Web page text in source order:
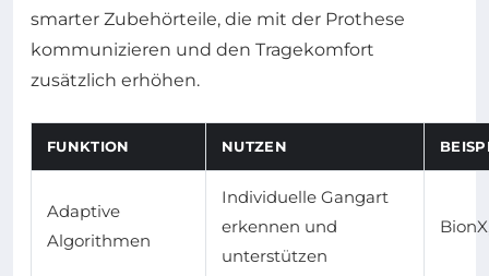
smarter Zubehörteile, die mit der Prothese
kommunizieren und den Tragekomfort
zusätzlich erhöhen.
FUNKTION NUTZEN
Adaptive
Algorithmen
Individuelle Gangart
erkennen und
unterstützen